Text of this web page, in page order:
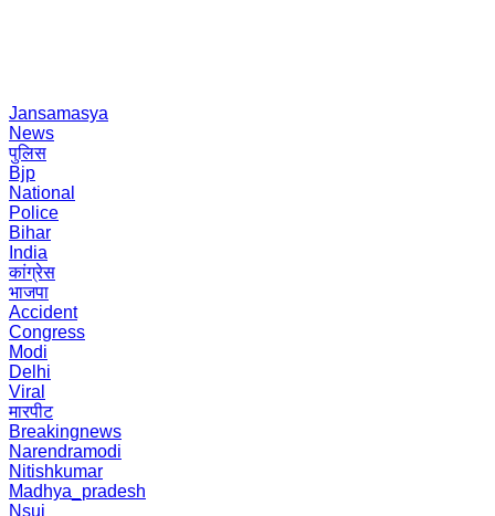
Jansamasya
News
पुलिस
Bjp
National
Police
Bihar
India
कांग्रेस
भाजपा
Accident
Congress
Modi
Delhi
Viral
मारपीट
Breakingnews
Narendramodi
Nitishkumar
Madhya_pradesh
Nsui